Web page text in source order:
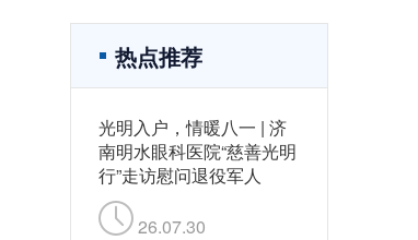
热点推荐
光明入户，情暖八一 | 济
南明水眼科医院“慈善光明
行”走访慰问退役军人
26.07.30